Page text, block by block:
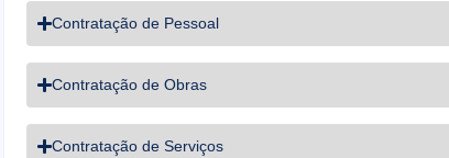
Contratação de Pessoal
Contratação de Obras
Contratação de Serviços